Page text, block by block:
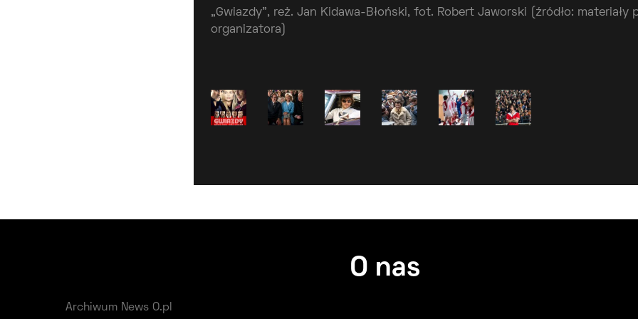
„Gwiazdy”, reż. Jan Kidawa-Błoński, fot. Robert Jaworski (źródło: materiały
organizatora)
Archiwum News O.pl
O nas